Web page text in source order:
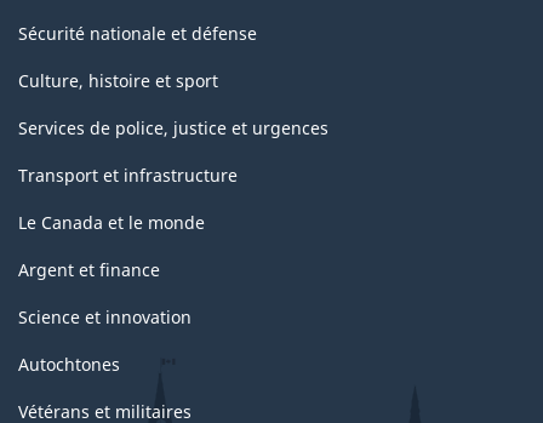
Sécurité nationale et défense
Culture, histoire et sport
Services de police, justice et urgences
Transport et infrastructure
Le Canada et le monde
Argent et finance
Science et innovation
Autochtones
Vétérans et militaires